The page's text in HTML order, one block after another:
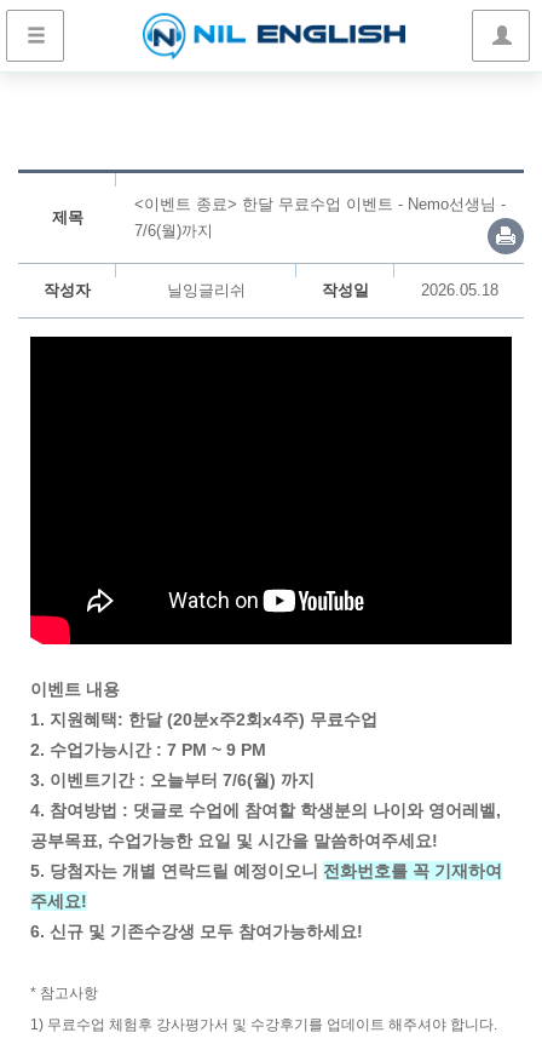
제목
<이벤트 종료> 한달 무료수업 이벤트 - Nemo선생님 -
7/6(월)까지
작성자 닐잉글리쉬 작성일 2026.05.18
이벤트 내용
1. 지원혜택: 한달 (20분x주2회x4주) 무료수업
2. 수업가능시간 : 7 PM ~ 9 PM
3. 이벤트기간 : 오늘부터 7/6(월) 까지
4. 참여방법 : 댓글로 수업에 참여할 학생분의 나이와 영어레벨,
공부목표, 수업가능한 요일 및 시간을 말씀하여주세요!
5. 당첨자는 개별 연락드릴 예정이오니 전화번호를 꼭 기재하여
주세요!
6. 신규 및 기존수강생 모두 참여가능하세요!
* 참고사항
1) 무료수업 체험후 강사평가서 및 수강후기를 업데이트 해주셔야 합니다.